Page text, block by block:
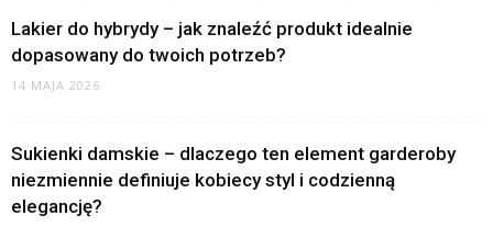
Lakier do hybrydy – jak znaleźć produkt idealnie
dopasowany do twoich potrzeb?
14 MAJA 2026
Sukienki damskie – dlaczego ten element garderoby
niezmiennie definiuje kobiecy styl i codzienną
elegancję?